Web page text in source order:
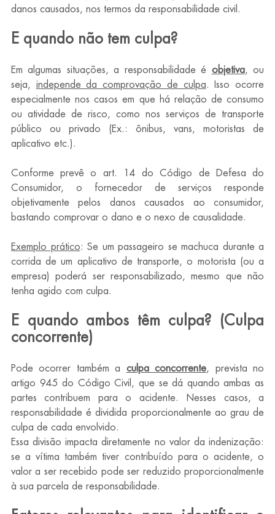
danos causados, nos termos da responsabilidade civil.
E quando não tem culpa?
Em algumas situações, a responsabilidade é objetiva, ou
seja, independe da comprovação de culpa. Isso ocorre
especialmente nos casos em que há relação de consumo
ou atividade de risco, como nos serviços de transporte
público ou privado (Ex.: ônibus, vans, motoristas de
aplicativo etc.).
Conforme prevê o art. 14 do Código de Defesa do
Consumidor, o fornecedor de serviços responde
objetivamente pelos danos causados ao consumidor,
bastando comprovar o dano e o nexo de causalidade.
Exemplo prático: Se um passageiro se machuca durante a
corrida de um aplicativo de transporte, o motorista (ou a
empresa) poderá ser responsabilizado, mesmo que não
tenha agido com culpa.
E quando ambos têm culpa? (Culpa
concorrente)
Pode ocorrer também a culpa concorrente, prevista no
artigo 945 do Código Civil, que se dá quando ambas as
partes contribuem para o acidente. Nesses casos, a
responsabilidade é dividida proporcionalmente ao grau de
culpa de cada envolvido.
Essa divisão impacta diretamente no valor da indenização:
se a vítima também tiver contribuído para o acidente, o
valor a ser recebido pode ser reduzido proporcionalmente
à sua parcela de responsabilidade.